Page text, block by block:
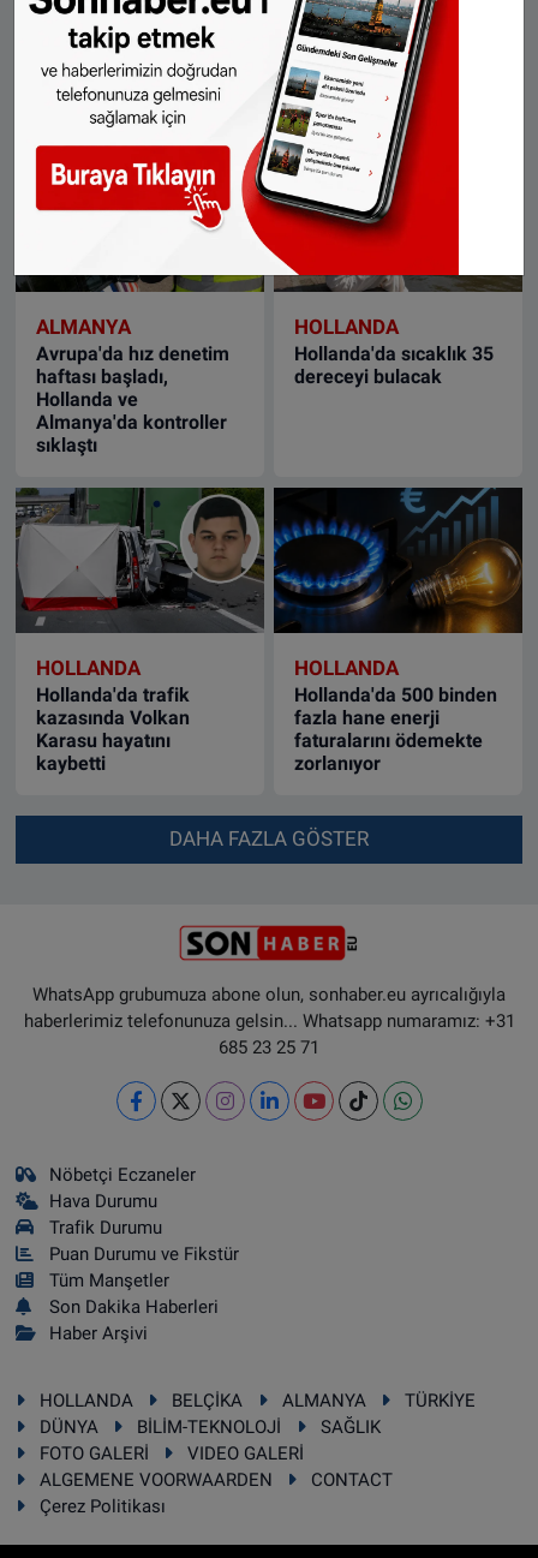
HOLLANDA
Hollanda'daki orman
yangını 140 futbol
sahası büyüklüğündeki
alana yayıldı
HOLLANDA
Hollanda'da aynı gün iki
büyük orman yangını
çıktı
ALMANYA
Avrupa'da hız denetim
haftası başladı,
Hollanda ve
Almanya'da kontroller
sıklaştı
HOLLANDA
Hollanda'da sıcaklık 35
dereceyi bulacak
HOLLANDA
Hollanda'da trafik
kazasında Volkan
Karasu hayatını
kaybetti
HOLLANDA
Hollanda'da 500 binden
fazla hane enerji
faturalarını ödemekte
zorlanıyor
DAHA FAZLA GÖSTER
WhatsApp grubumuza abone olun, sonhaber.eu ayrıcalığıyla
haberlerimiz telefonunuza gelsin... Whatsapp numaramız: +31
685 23 25 71
Nöbetçi Eczaneler
Hava Durumu
Trafik Durumu
Puan Durumu ve Fikstür
Tüm Manşetler
Son Dakika Haberleri
Haber Arşivi
HOLLANDA BELÇİKA ALMANYA
TÜRKİYE
DÜNYA
BİLİM-TEKNOLOJİ
SAĞLIK
FOTO GALERİ
VIDEO GALERİ
ALGEMENE VOORWAARDEN
CONTACT
Çerez Politikası